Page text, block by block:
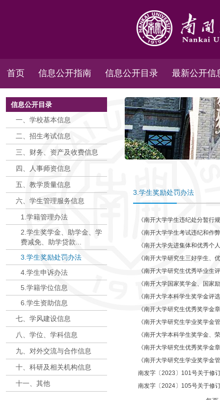
首页 信息公开指南 信息公开目录 最新公开信
信息公开目录
一、学校基本信息
二、招生考试信息
三、财务、资产及收费信息
四、人事师资信息
五、教学质量信息
六、学生管理服务信息
1.学籍管理办法
2.学生奖学金、助学金、学
费减免、助学贷款...
3.学生奖励处罚办法
4.学生申诉办法
5.学籍学位信息
6.学生资助信息
七、学风建设信息
八、学位、学科信息
九、对外交流与合作信息
十、科研及相关机构信息
十一、其他
3.学生奖励处罚办法
《南开大学学生违纪处分暂行
《南开大学学生考试违纪和作
《南开大学先进集体和优秀个
《南开大学研究生三好学生、
《南开大学研究生优秀毕业生
《南开大学国家奖学金、国家
《南开大学本科学生奖学金评
《南开大学研究生优秀奖学金
《南开大学研究生学业奖学金
《南开大学本科学生奖学金、
《南开大学研究生优秀奖学金
《南开大学研究生学业奖学金
南发字〔2023〕101号关于修
南发字〔2024〕105号关于修